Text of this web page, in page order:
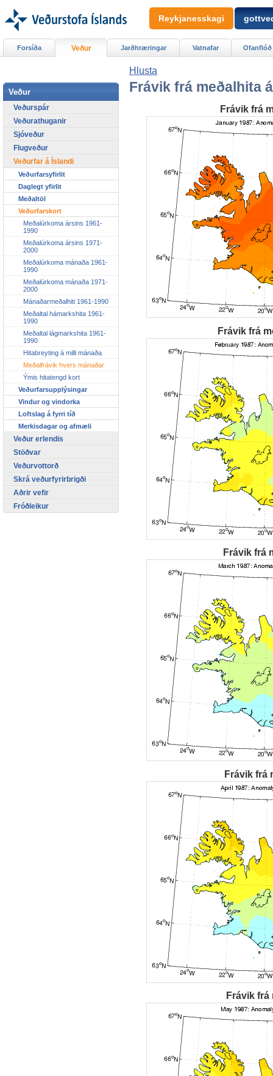
Hlusta
Frávik frá meðalhita
Frávik frá
Frávik frá
Frávik frá
Frávik frá
Frávik frá
Forsíða Veður Jarðhræringar Vatnafar Ofanflóð
Veður
Veðurspár
Veðurathuganir
Sjóveður
Flugveður
Veðurfar á Íslandi
Veðurfarsyfirlit
Daglegt yfirlit
Meðaltöl
Veðurfarskort
Meðalúrkoma ársins 1961-
1990
Meðalúrkoma ársins 1971-
2000
Meðalúrkoma mánaða 1961-
1990
Meðalúrkoma mánaða 1971-
2000
Mánaðarmeðalhiti 1961-1990
Meðaltal hámarkshita 1961-
1990
Meðaltal lágmarkshita 1961-
1990
Hitabreyting á milli mánaða
Meðalfrávik hvers mánaðar
Ýmis hitatengd kort
Veðurfarsupplýsingar
Vindur og vindorka
Loftslag á fyrri tíð
Merkisdagar og afmæli
Veður erlendis
Stöðvar
Veðurvottorð
Skrá veðurfyrirbrigði
Aðrir vefir
Fróðleikur
Reykjanesskagi